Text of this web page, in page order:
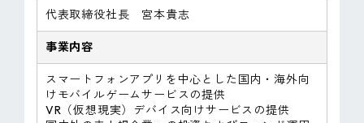
代表取締役社長 宮本貴志
事業内容
スマートフォンアプリを中心とした国内・海外向
けモバイルゲームサービスの提供
VR（仮想現実）デバイス向けサービスの提供